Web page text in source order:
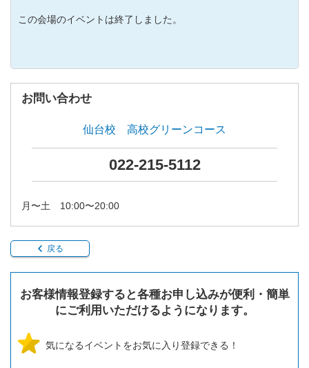
この会場のイベントは終了しました。
お問い合わせ
仙台校 高校グリーンコース
022-215-5112
月〜土 10:00〜20:00
戻る
お客様情報登録すると各種お申し込みが便利・簡単
にご利用いただけるようになります。
気になるイベントをお気に入り登録できる！